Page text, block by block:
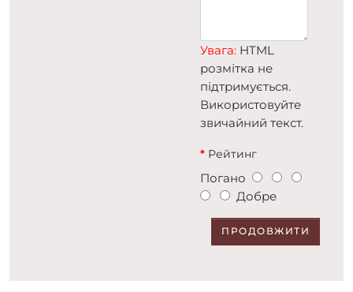
Увага: HTML
розмітка не
підтримується.
Використовуйте
звичайний текст.
Рейтинг
Погано
Добре
ПРОДОВЖИТИ